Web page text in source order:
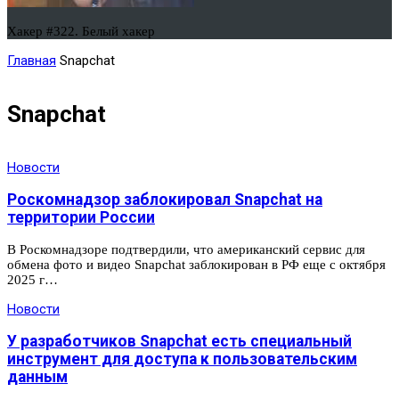
Хакер #322. Белый хакер
Главная Snapchat
Snapchat
Новости
Роскомнадзор заблокировал Snapchat на
территории России
В Роскомнадзоре подтвердили, что американский сервис для
обмена фото и видео Snapchat заблокирован в РФ еще с октября
2025 г…
Новости
У разработчиков Snapchat есть специальный
инструмент для доступа к пользовательским
данным